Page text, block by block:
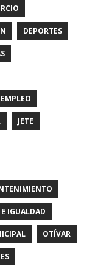
DEPORTES
JETE
E IGUALDAD
OTÍVAR